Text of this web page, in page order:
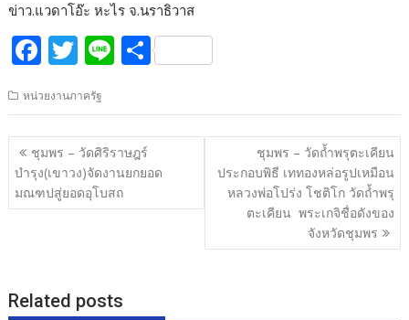
ข่าว.แวดาโอ๊ะ หะไร จ.นราธิวาส
F
e
b
o
o
T
itt
er
Li
e
S
ar
e
หน่วยงานภาครัฐ
แนะแนว
เรื่อง
ชุมพร – วัดศิริราษฎร์
บำรุง(เขาวง)จัดงานยกยอด
มณฑปสู่ยอดอุโบสถ
ชุมพร – วัดถ้ำพรุตะเคียน
ประกอบพิธี เททองหล่อรูปเหมือน
หลวงพ่อโปร่ง โชติโก วัดถ้ำพรุ
ตะเคียน พระเกจิชื่อดังของ
จังหวัดชุมพร
Related posts